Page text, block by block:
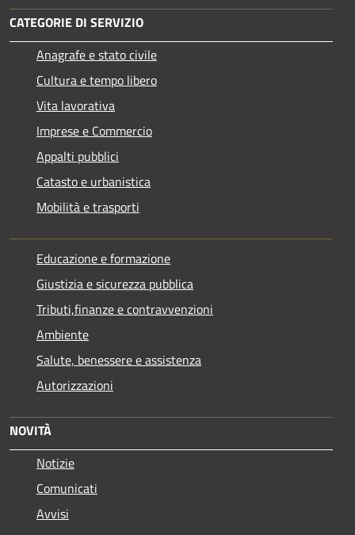
CATEGORIE DI SERVIZIO
Anagrafe e stato civile
Cultura e tempo libero
Vita lavorativa
Imprese e Commercio
Appalti pubblici
Catasto e urbanistica
Mobilità e trasporti
Educazione e formazione
Giustizia e sicurezza pubblica
Tributi,finanze e contravvenzioni
Ambiente
Salute, benessere e assistenza
Autorizzazioni
NOVITÀ
Notizie
Comunicati
Avvisi